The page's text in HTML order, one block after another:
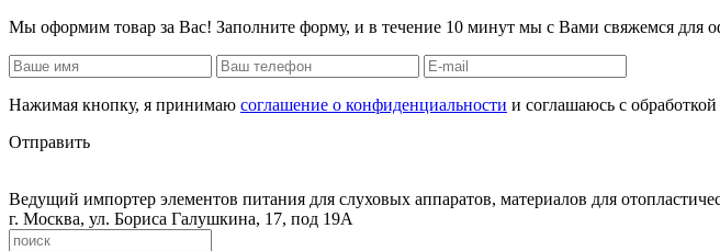
Мы оформим товар за Вас! Заполните форму, и в течение 10 минут мы с Вами свяжемся для
Нажимая кнопку, я принимаю соглашение о конфиденциальности и соглашаюсь с
Отправить
Ведущий импортер элементов питания для слуховых аппаратов, материалов для
г. Москва, ул. Бориса Галушкина, 17, под 19А